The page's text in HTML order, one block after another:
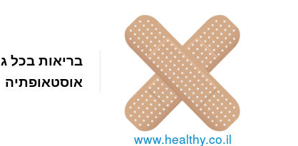
www.healthy.co.il
בריאות בכל
אוסטאופתיה